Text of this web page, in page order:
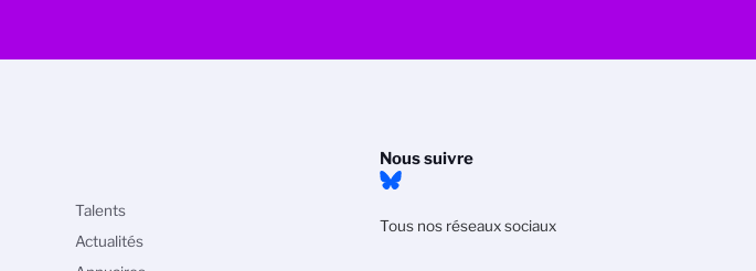
Nous suivre
Tous nos réseaux sociaux
Talents
Actualités